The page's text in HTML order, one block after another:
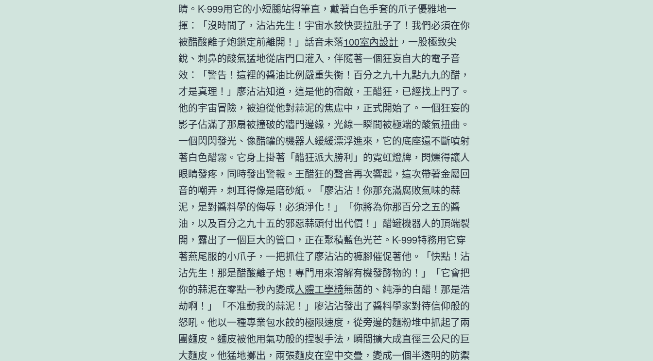
睛。K-999用它的小短腿站得筆直，戴著白色手套的爪子優雅地一
揮：「沒時間了，沾沾先生！宇宙水餃快要拉肚子了！我們必須在你
被醋酸離子炮鎖定前離開！」話音未落100室內設計 ，一股極致尖
銳、刺鼻的酸氣猛地從店門口灌入，伴隨著一個狂妄自大的電子音
效：「警告！這裡的醬油比例嚴重失衡！百分之九十九點九九的醋，
才是真理！」廖沾沾知道，這是他的宿敵，王醋狂，已經找上門了。
他的宇宙冒險，被迫從他對蒜泥的焦慮中，正式開始了。一個狂妄的
影子佔滿了那扇被撞破的牆門邊緣，光線一瞬間被極端的酸氣扭曲。
一個閃閃發光、像醋罐的機器人緩緩漂浮進來，它的底座還不斷噴射
著白色醋霧。它身上掛著「醋狂派大勝利」的霓虹燈牌，閃爍得讓人
眼睛發疼，同時發出警報。王醋狂的聲音再次響起，這次帶著金屬回
音的嘲弄，刺耳得像是磨砂紙。「廖沾沾！你那充滿腐敗氣味的蒜
泥，是對醬料學的侮辱！必須淨化！」「你將為你那百分之五的醬
油，以及百分之九十五的邪惡蒜頭付出代價！」醋罐機器人的頂端裂
開，露出了一個巨大的管口，正在聚積藍色光芒。K-999特務用它穿
著燕尾服的小爪子，一把抓住了廖沾沾的褲腳催促著他。「快點！沾
沾先生！那是醋酸離子炮！專門用來溶解有機發酵物的！」「它會把
你的蒜泥在零點一秒內變成人體工學椅無菌的、純淨的白醋！那是浩
劫啊！」「不准動我的蒜泥！」廖沾沾發出了醬料學家對待信仰般的
怒吼。他以一種專業包水餃的極限速度，從旁邊的麵粉堆中抓起了兩
團麵皮。麵皮被他用氣功般的捏製手法，瞬間擴大成直徑三公尺的巨
大麵皮。他猛地擲出，兩張麵皮在空中交疊，變成一個半透明的防禦